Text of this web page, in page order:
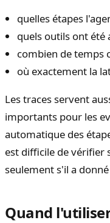
quelles étapes
quels outils ont été
combien de temps
où exactement la
Les traces servent
importants pour les
automatique des
est difficile de vérifier
seulement s'il a
Quand